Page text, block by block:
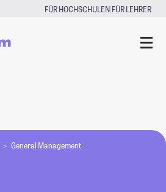
FÜR HOCHSCHULEN|FÜR LEHRER
General Management